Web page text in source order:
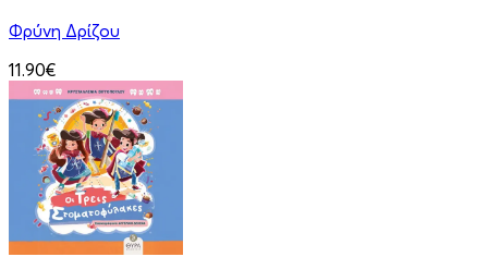
Φρύνη Δρίζου
11.90€